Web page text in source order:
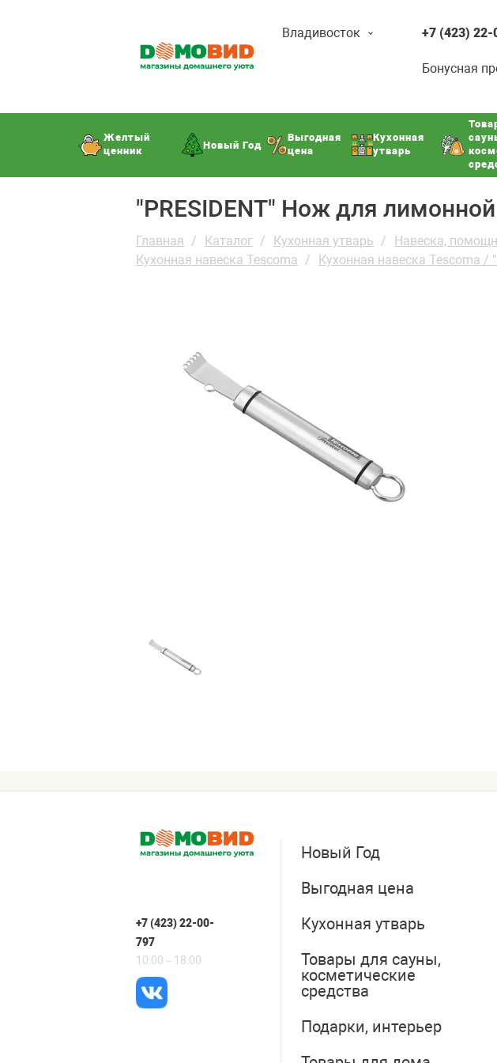
Владивосток +7 (423) 22-
Бонусная
Желтый
ценник
Новый Год
Выгодная
цена
Кухонная
утварь
"PRESIDENT" Нож для
Главная Каталог Кухонная утварь Навеска,
Кухонная навеска Tescoma
Кухонная навеска Tescoma /
+7 (423) 22-00-
797
10:00 – 18:00
Новый Год
Выгодная цена
Кухонная утварь
Товары для сауны,
косметические
средства
Подарки, интерьер